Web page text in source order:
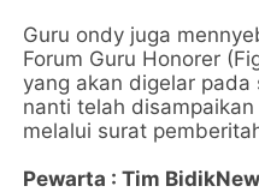
Guru ondy juga
Forum Guru Honorer
yang akan digelar
nanti telah
melalui surat
Pewarta : Tim